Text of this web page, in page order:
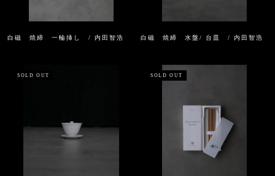
白磁 焼締 一輪挿し / 内田智浩 白磁 焼締 水盤/ 台皿 / 内田智浩
SOLD OUT SOLD OUT